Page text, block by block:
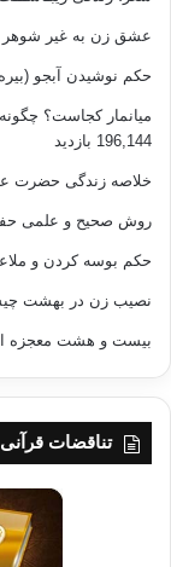
2-علاقه وشتاب بسوی جهاد وجری شدن درحمله
سردار
کفردرروز بدربه
الملائکه-درروز
3-صبروپایداری درمقابل مشکلات وشکنجه ها
درراه خدا،چنانکه
،ودیگرممالک
اسلامی درمقابل اذیت
درانجام مواردفوق
صالح امت
عشق زن به غیر شوهر
حکم نوشیدن آبجو
میانمار کجاست؟
196,144 بازدید
خلاصه زندگی حضرت
روش صحیح و علمی
حکم بوسه کردن و
نصیب زن در بهشت
بیست و هشت معجزه
تناقضات قرآنی